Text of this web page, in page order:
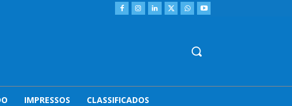
IMPRESSOS CLASSIFICADOS